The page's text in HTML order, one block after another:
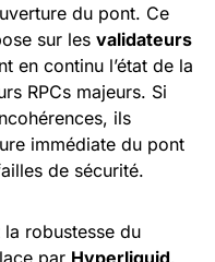
du pont. Ce
sur les validateurs
en continu l’état de la
RPCs majeurs. Si
ils
immédiate du pont
de sécurité.
la robustesse du
par Hyperliquid.